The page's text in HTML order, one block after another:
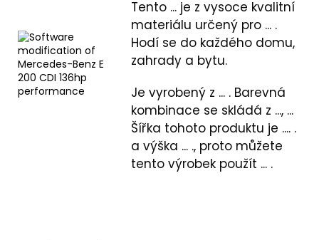
Tento ... je z vysoce kvalitní
materiálu určený pro ... .
Hodí se do každého domu,
zahrady a bytu.
Je vyrobený z ... . Barevná
kombinace se skládá z ..., ...
Šířka tohoto produktu je .... .
a výška ... ., proto můžete
tento výrobek použít ... .